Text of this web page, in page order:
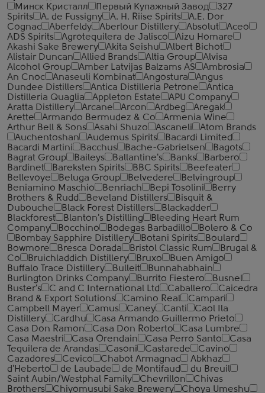
Минск Кристалл
Первый Купажный Завод
327
Spirits
A. de Fussigny A. H. Riise Spirits
A.E. Dor
Cognac
Aberfeldy Aberlour Distillery Absolut
Aceo
ADS Spirits
Agrotequilera de Jalisco
Aizu Homare
Akashi Sake Brewery
Akita Seishu
Albert Bichot
Alistair Duncan
Allied Brands Altia Group
Alvisa
Alcohol Group
Amber Latvijas Balzams AS
Ambrosia
An Cnoc
Anaseuli Kombinat Angostura
Angus
Dundee Distillers
Antica Distilleria Petrone
Antica
Distilleria Quaglia
Appleton Estate
APU Company
Aratta Distillery
Arcane Arcon Ardbeg
Aregak
Arette
Armando Bermudez & Co
Armenia Wine
Arthur Bell & Sons
Asahi Shuzo Ascaneli
Atom Brands
Auchentoshan
Audemus Spirits
Bacardi Limited
Bacardi Martini
Bacchus Bache-Gabrielsen
Bagots
Bagrat Group
Baileys Ballantine's Banks
Barbero
Bardinet
Bareksten Spirits BBC Spirits
Beefeater
Bellevoye
Beluga Group Belvedere
Belvingroup
Beniamino Maschio
Benriach Bepi Tosolini
Berry
Brothers & Rudd
Beveland Distillers
Bisquit &
Dubouche
Black Forest Distillers
Blackadder
Blackforest
Blanton's Distilling
Bleeding Heart Rum
Company
Bocchino Bodegas Barbadillo
Bolero & Co
Bombay Sapphire Distillery
Botani Spirits
Boulard
Bowmore
Bresca Dorada Bristol Classic Rum
Brugal &
Co
Bruichladdich Distillery Bruxo
Buen Amigo
Buffalo Trace Distillery
Bulleit
Bunnahabhain
Burlington Drinks Company
Burrito Fiestero
Busnel
Buster's
C and C International Ltd Caballero
Caicedra
Brand & Export Solutions
Camino Real
Campari
Campbell Mayer
Camus Caney Canti
Caol Ila
Distillery
Cardhu
Casa Armando Guillermo Prieto
Casa Don Ramon
Casa Don Roberto
Casa Lumbre
Casa Maestri
Casa Orendain Casa Perro Santo
Casa
Tequilera de Arandas
Casoni Castarede
Cavino
Cazadores
Cevico Chabot Armagnac
Abkhaz
d'Heberto
de Laubade de Montifaud
du Breuil
Saint Aubin/Westphal Family
Chevrillon
Chivas
Brothers
Chiyomusubi Sake Brewery
Choya Umeshu